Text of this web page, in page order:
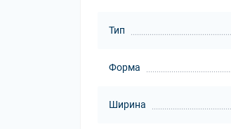
Тип
Форма
Ширина